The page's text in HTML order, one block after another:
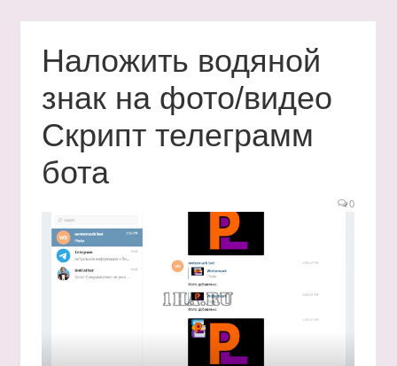
Наложить водяной
знак на фото/видео
Скрипт телеграмм
бота
0